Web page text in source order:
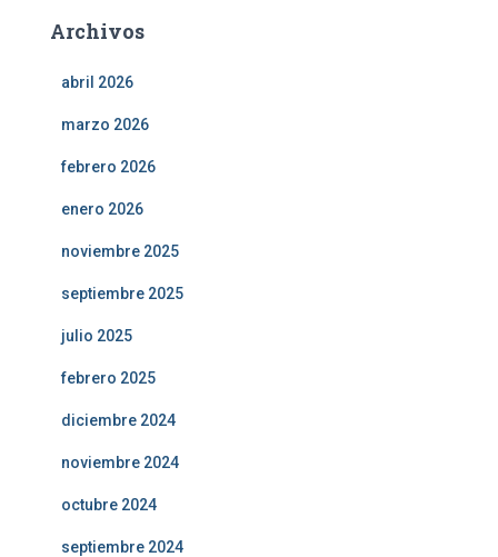
Archivos
abril 2026
marzo 2026
febrero 2026
enero 2026
noviembre 2025
septiembre 2025
julio 2025
febrero 2025
diciembre 2024
noviembre 2024
octubre 2024
septiembre 2024